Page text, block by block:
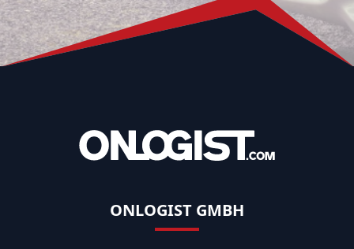
ONLOGIST GMBH